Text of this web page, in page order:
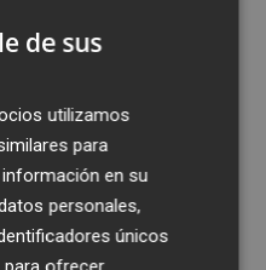
de sus
utilizamos
para
en su
personales,
únicos